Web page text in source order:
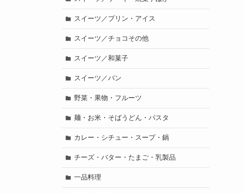
スイーツ／プリン・アイス
スイーツ／チョコその他
スイーツ／和菓子
スイーツ／パン
野菜・果物・フルーツ
麺・お米・そばうどん・パスタ
カレー・シチュー・スープ・鍋
チーズ・バター・たまご・乳製品
一品料理